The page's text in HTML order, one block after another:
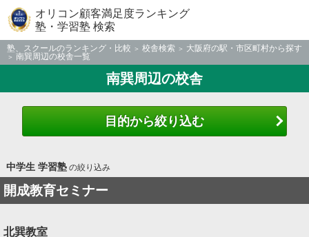
オリコン顧客満足度ランキング
塾・学習塾 検索
塾、スクールのランキング・比較 校舎検索
大阪府の駅・市区町村から探す
南巽周辺の校舎一覧
南巽周辺の校舎
目的から絞り込む
中学生 学習塾の絞り込み
開成教育セミナー
北巽教室